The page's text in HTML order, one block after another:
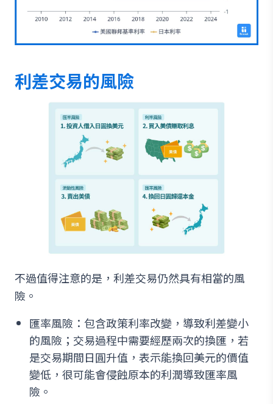
利差交易的風險
不過值得注意的是，利差交易仍然具有相當的風
險。
匯率風險：包含政策利率改變，導致利差變小
的風險；交易過程中需要經歷兩次的換匯，若
是交易期間日圓升值，表示能換回美元的價值
變低，很可能會侵蝕原本的利潤導致匯率風
險。